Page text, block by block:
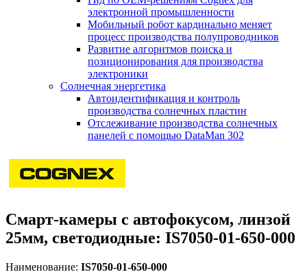
электронной промышленности
Мобильный робот кардинально меняет
процесс производства полупроводников
Развитие алгоритмов поиска и
позиционирования для производства
электроники
Солнечная энергетика
Автоидентификация и контроль
производства солнечных пластин
Отслеживание производства солнечных
панелей с помощью DataMan 302
Смарт-камеры с автофокусом, линзой
25мм, светодиодные: IS7050-01-650-000
Наименование: IS7050-01-650-000